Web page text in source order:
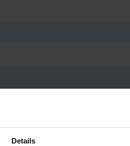
Details